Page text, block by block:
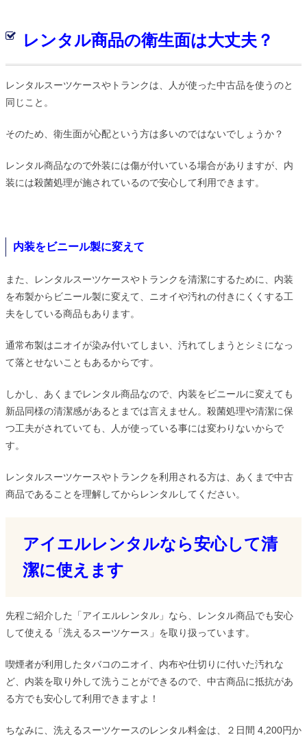
レンタル商品の衛生面は大丈夫？
レンタルスーツケースやトランクは、人が使った中古品を使うのと
同じこと。
そのため、衛生面が心配という方は多いのではないでしょうか？
レンタル商品なので外装には傷が付いている場合がありますが、内
装には殺菌処理が施されているので安心して利用できます。
内装をビニール製に変えて
また、レンタルスーツケースやトランクを清潔にするために、内装
を布製からビニール製に変えて、ニオイや汚れの付きにくくする工
夫をしている商品もあります。
通常布製はニオイが染み付いてしまい、汚れてしまうとシミになっ
て落とせないこともあるからです。
しかし、あくまでレンタル商品なので、内装をビニールに変えても
新品同様の清潔感があるとまでは言えません。殺菌処理や清潔に保
つ工夫がされていても、人が使っている事には変わりないからで
す。
レンタルスーツケースやトランクを利用される方は、あくまで中古
商品であることを理解してからレンタルしてください。
アイエルレンタルなら安心して清
潔に使えます
先程ご紹介した「アイエルレンタル」なら、レンタル商品でも安心
して使える「洗えるスーツケース」を取り扱っています。
喫煙者が利用したタバコのニオイ、内布や仕切りに付いた汚れな
ど、内装を取り外して洗うことができるので、中古商品に抵抗があ
る方でも安心して利用できますよ！
ちなみに、洗えるスーツケースのレンタル料金は、２日間 4,200円か